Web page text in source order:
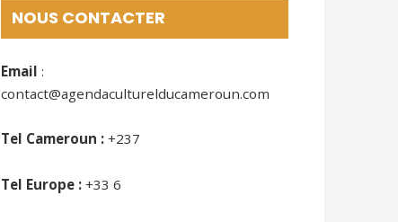
NOUS CONTACTER
Email :
contact@agendaculturelducameroun.com
Tel Cameroun : +237
Tel Europe : +33 6